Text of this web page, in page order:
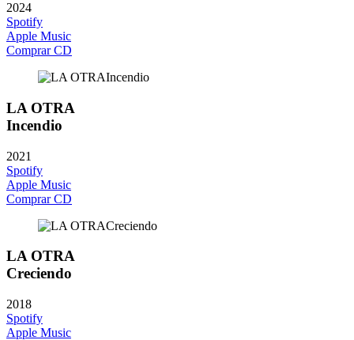
2024
Spotify
Apple Music
Comprar CD
LA OTRA
Incendio
2021
Spotify
Apple Music
Comprar CD
LA OTRA
Creciendo
2018
Spotify
Apple Music